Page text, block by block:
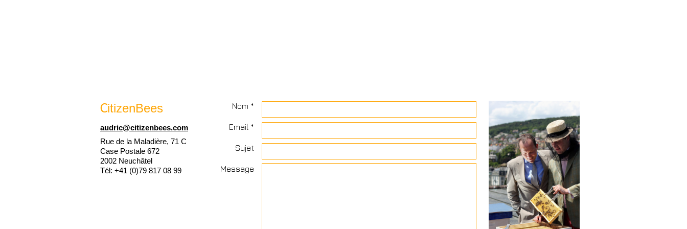
CitizenBees
audric@citizenbees.com
Rue de la Maladière, 71 C
Case Postale 672
2002 Neuchâtel
Tél: +41 (0)79 817 08 99
Nom *
Email *
Sujet
Message